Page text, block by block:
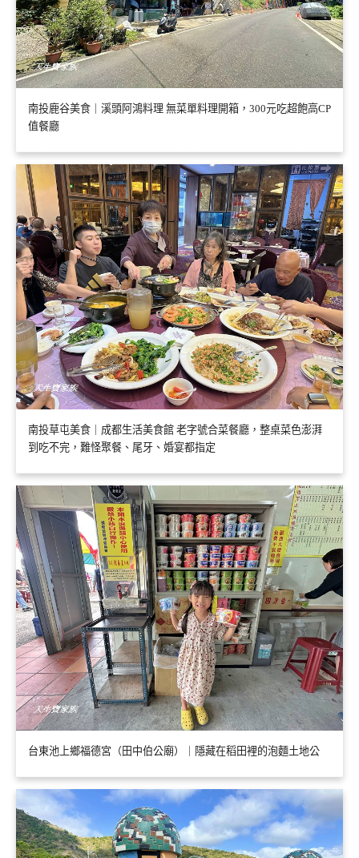
南投鹿谷美食｜溪頭阿鴻料理 無菜單料理開箱，300元吃超飽高CP
值餐廳
南投草屯美食｜成都生活美食館 老字號合菜餐廳，整桌菜色澎湃
到吃不完，難怪聚餐、尾牙、婚宴都指定
台東池上鄉福德宮（田中伯公廟）｜隱藏在稻田裡的泡麵土地公